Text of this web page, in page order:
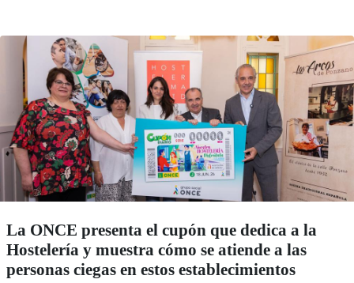
La ONCE presenta el cupón que dedica a la
Hostelería y muestra cómo se atiende a las
personas ciegas en estos establecimientos